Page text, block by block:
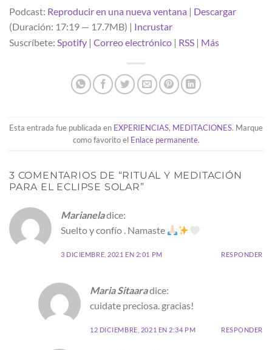
Podcast: Reproducir en una nueva ventana | Descargar
(Duración: 17:19 — 17.7MB) | Incrustar
Suscríbete: Spotify | Correo electrónico | RSS | Más
Esta entrada fue publicada en EXPERIENCIAS, MEDITACIONES. Marque
como favorito el Enlace permanente.
3 COMENTARIOS DE “RITUAL Y MEDITACIÓN
PARA EL ECLIPSE SOLAR”
Marianeladice:
Suelto y confío . Namaste
3 DICIEMBRE, 2021 EN 2:01 PM RESPONDER
Maria Sitaaradice:
cuidate preciosa. gracias!
12 DICIEMBRE, 2021 EN 2:34 PM RESPONDER